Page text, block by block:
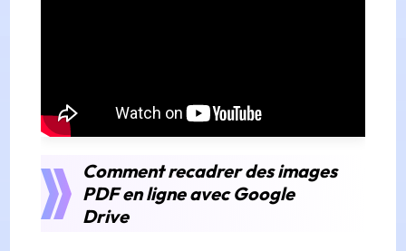
Comment recadrer des images
PDF en ligne avec Google
Drive